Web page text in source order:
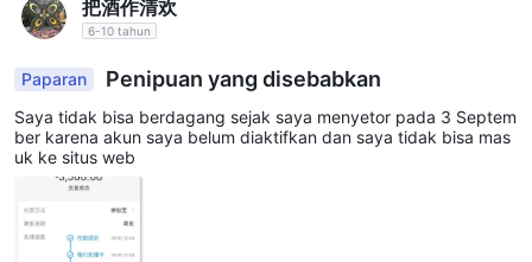
把酒作清欢
6-10 tahun
Paparan Penipuan yang disebabkan
Saya tidak bisa berdagang sejak saya menyetor pada 3 Septem
ber karena akun saya belum diaktifkan dan saya tidak bisa mas
uk ke situs web